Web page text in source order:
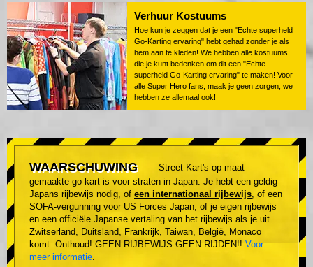
Verhuur Kostuums
Hoe kun je zeggen dat je een "Echte superheld
Go-Karting ervaring" hebt gehad zonder je als
hem aan te kleden! We hebben alle kostuums
die je kunt bedenken om dit een "Echte
superheld Go-Karting ervaring" te maken! Voor
alle Super Hero fans, maak je geen zorgen, we
hebben ze allemaal ook!
WAARSCHUWING
Street Kart's op maat
gemaakte go-kart is voor straten in Japan. Je hebt een geldig
Japans rijbewijs nodig, of een internationaal rijbewijs , of een
SOFA-vergunning voor US Forces Japan, of je eigen rijbewijs
en een officiële Japanse vertaling van het rijbewijs als je uit
Zwitserland, Duitsland, Frankrijk, Taiwan, België, Monaco
komt. Onthoud! GEEN RIJBEWIJS GEEN RIJDEN!! Voor
meer informatie